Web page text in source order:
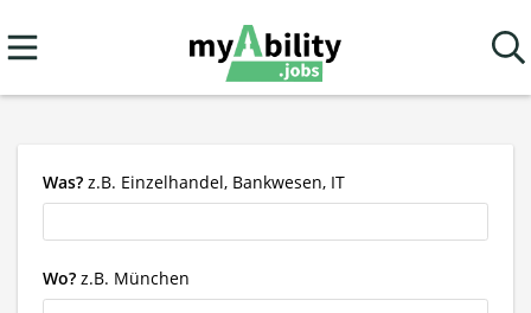
Was? z.B. Einzelhandel, Bankwesen, IT
Wo? z.B. München